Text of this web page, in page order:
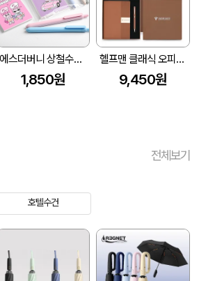
에스더버니 상철수첩S+피오나 파스텔 라바노크펜세트
1,850원
헬프맨 클래식 오피스 노트볼펜세트
9,450원
전체보기
호텔수건